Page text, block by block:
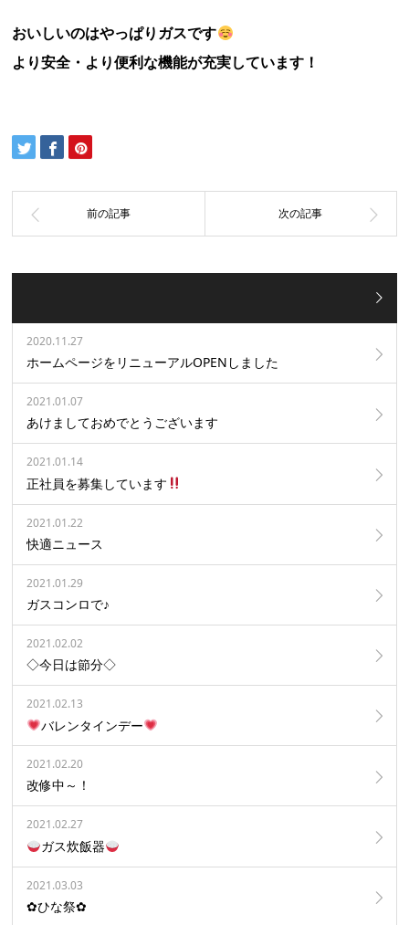
おいしいのはやっぱりガスです
より安全・より便利な機能が充実しています！
2020.11.27
ホームページをリニューアルOPENしました
2021.01.07
あけましておめでとうございます
2021.01.14
正社員を募集しています
2021.01.22
快適ニュース
2021.01.29
ガスコンロで♪
2021.02.02
◇今日は節分◇
2021.02.13
バレンタインデー
2021.02.20
改修中～！
2021.02.27
ガス炊飯器
2021.03.03
✿ひな祭✿